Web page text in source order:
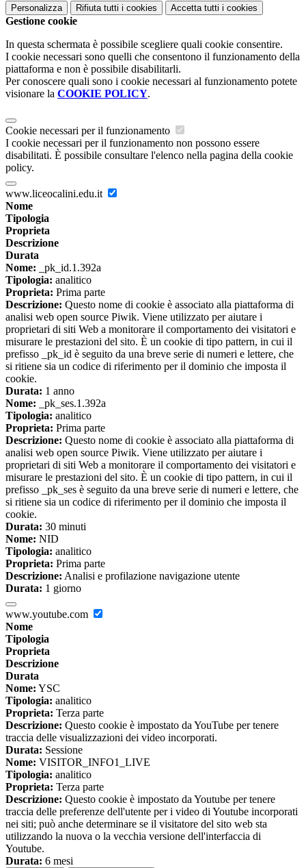
Personalizza Rifiuta tutti i cookies Accetta tutti i cookies
Gestione cookie
In questa schermata è possibile scegliere quali cookie consentire.
I cookie necessari sono quelli che consentono il funzionamento della
piattaforma e non è possibile disabilitarli.
Per conoscere quali sono i cookie necessari al funzionamento potete
visionare la COOKIE POLICY.
Cookie necessari per il funzionamento
I cookie necessari per il funzionamento non possono essere
disabilitati. È possibile consultare l'elenco nella pagina della cookie
policy.
www.liceocalini.edu.it
Nome
Tipologia
Proprieta
Descrizione
Durata
Nome: _pk_id.1.392a
Tipologia: analitico
Proprieta: Prima parte
Descrizione: Questo nome di cookie è associato alla piattaforma di
analisi web open source Piwik. Viene utilizzato per aiutare i
proprietari di siti Web a monitorare il comportamento dei visitatori e
misurare le prestazioni del sito. È un cookie di tipo pattern, in cui il
prefisso _pk_id è seguito da una breve serie di numeri e lettere, che
si ritiene sia un codice di riferimento per il dominio che imposta il
cookie.
Durata: 1 anno
Nome: _pk_ses.1.392a
Tipologia: analitico
Proprieta: Prima parte
Descrizione: Questo nome di cookie è associato alla piattaforma di
analisi web open source Piwik. Viene utilizzato per aiutare i
proprietari di siti Web a monitorare il comportamento dei visitatori e
misurare le prestazioni del sito. È un cookie di tipo pattern, in cui il
prefisso _pk_ses è seguito da una breve serie di numeri e lettere, che
si ritiene sia un codice di riferimento per il dominio che imposta il
cookie.
Durata: 30 minuti
Nome: NID
Tipologia: analitico
Proprieta: Prima parte
Descrizione: Analisi e profilazione navigazione utente
Durata: 1 giorno
www.youtube.com
Nome
Tipologia
Proprieta
Descrizione
Durata
Nome: YSC
Tipologia: analitico
Proprieta: Terza parte
Descrizione: Questo cookie è impostato da YouTube per tenere
traccia delle visualizzazioni dei video incorporati.
Durata: Sessione
Nome: VISITOR_INFO1_LIVE
Tipologia: analitico
Proprieta: Terza parte
Descrizione: Questo cookie è impostato da Youtube per tenere
traccia delle preferenze dell'utente per i video di Youtube incorporati
nei siti; può anche determinare se il visitatore del sito web sta
utilizzando la nuova o la vecchia versione dell'interfaccia di
Youtube.
Durata: 6 mesi